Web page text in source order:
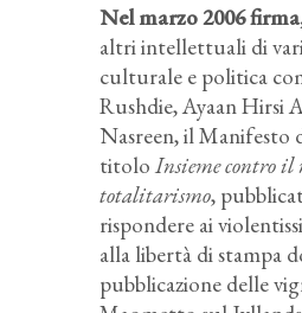
Nel marzo 2006
altri intellettuali di
culturale e politica
Rushdie, Ayaan Hirsi
Nasreen, il Manifesto
titolo Insieme contro il
totalitarismo,
rispondere ai
alla libertà di stampa
pubblicazione delle